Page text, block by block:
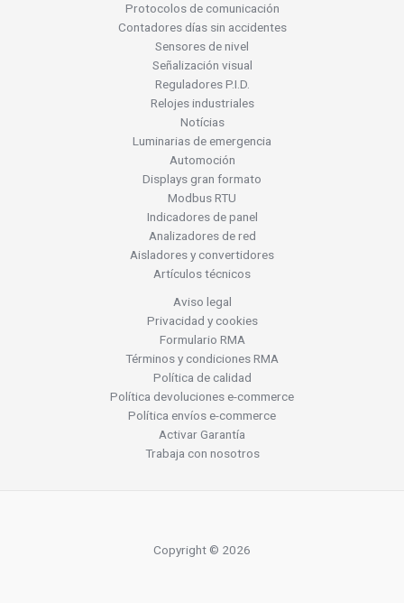
Protocolos de comunicación
Contadores días sin accidentes
Sensores de nivel
Señalización visual
Reguladores P.I.D.
Relojes industriales
Notícias
Luminarias de emergencia
Automoción
Displays gran formato
Modbus RTU
Indicadores de panel
Analizadores de red
Aisladores y convertidores
Artículos técnicos
Aviso legal
Privacidad y cookies
Formulario RMA
Términos y condiciones RMA
Política de calidad
Política devoluciones e-commerce
Política envíos e-commerce
Activar Garantía
Trabaja con nosotros
Copyright © 2026